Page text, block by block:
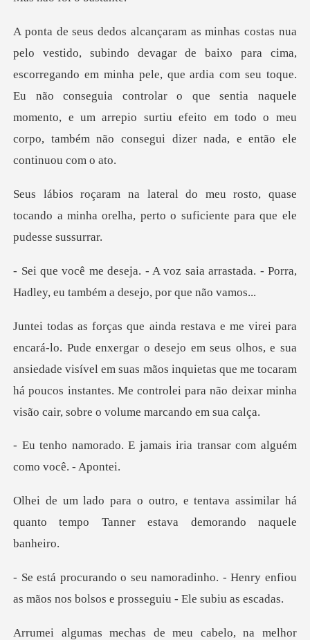
rregando em minha pele, que ardia com seu toque.
Eu não conseguia controlar o que sentia naquele
momento, e
to, quase
tocando a minha orelha, perto o
aia arrastada. - Porra,
Hadley, eu
em seus olhos, e sua
ansiedade visível em suas mãos inquietas que me tocaram
há poucos inst
mais iria transar com alg
tava assimilar há
quanto tempo Tanne
ho. - Henry enfiou
as mãos nos bolso